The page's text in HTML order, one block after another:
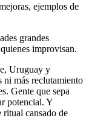
ejemplos de
grandes
improvisan.
Uruguay y
ni más reclutamiento
Gente que sepa
potencial. Y
ritual cansado de